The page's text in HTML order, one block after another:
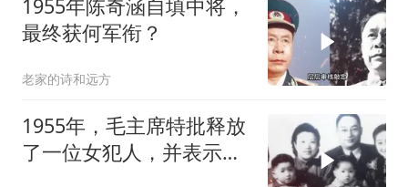
1955年陈奇涵自填中将，
最终获何军衔？
老家的诗和远方
1955年，毛主席特批释放
了一位女犯人，并表示她